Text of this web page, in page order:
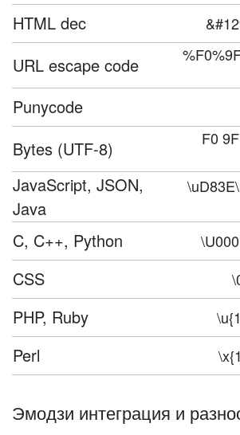
HTML dec
URL escape code
Punycode
Bytes (UTF-8)
F0
JavaScript, JSON,
Java
C, C++, Python
CSS
PHP, Ruby
Perl
Эмодзи интеграция и